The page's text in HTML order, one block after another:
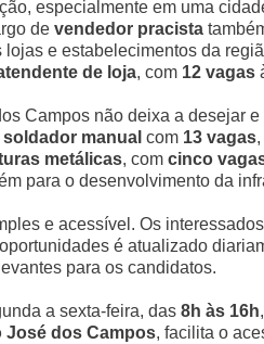
especialmente em uma
de vendedor pracista
e estabelecimentos da
de loja, com 12 vagas
Campos não deixa a desejar
soldador manual com 13 vagas,
metálicas, com cinco
para o desenvolvimento da
e acessível. Os
é atualizado
para os candidatos.
a sexta-feira, das 8h às 16h
José dos Campos, facilita o